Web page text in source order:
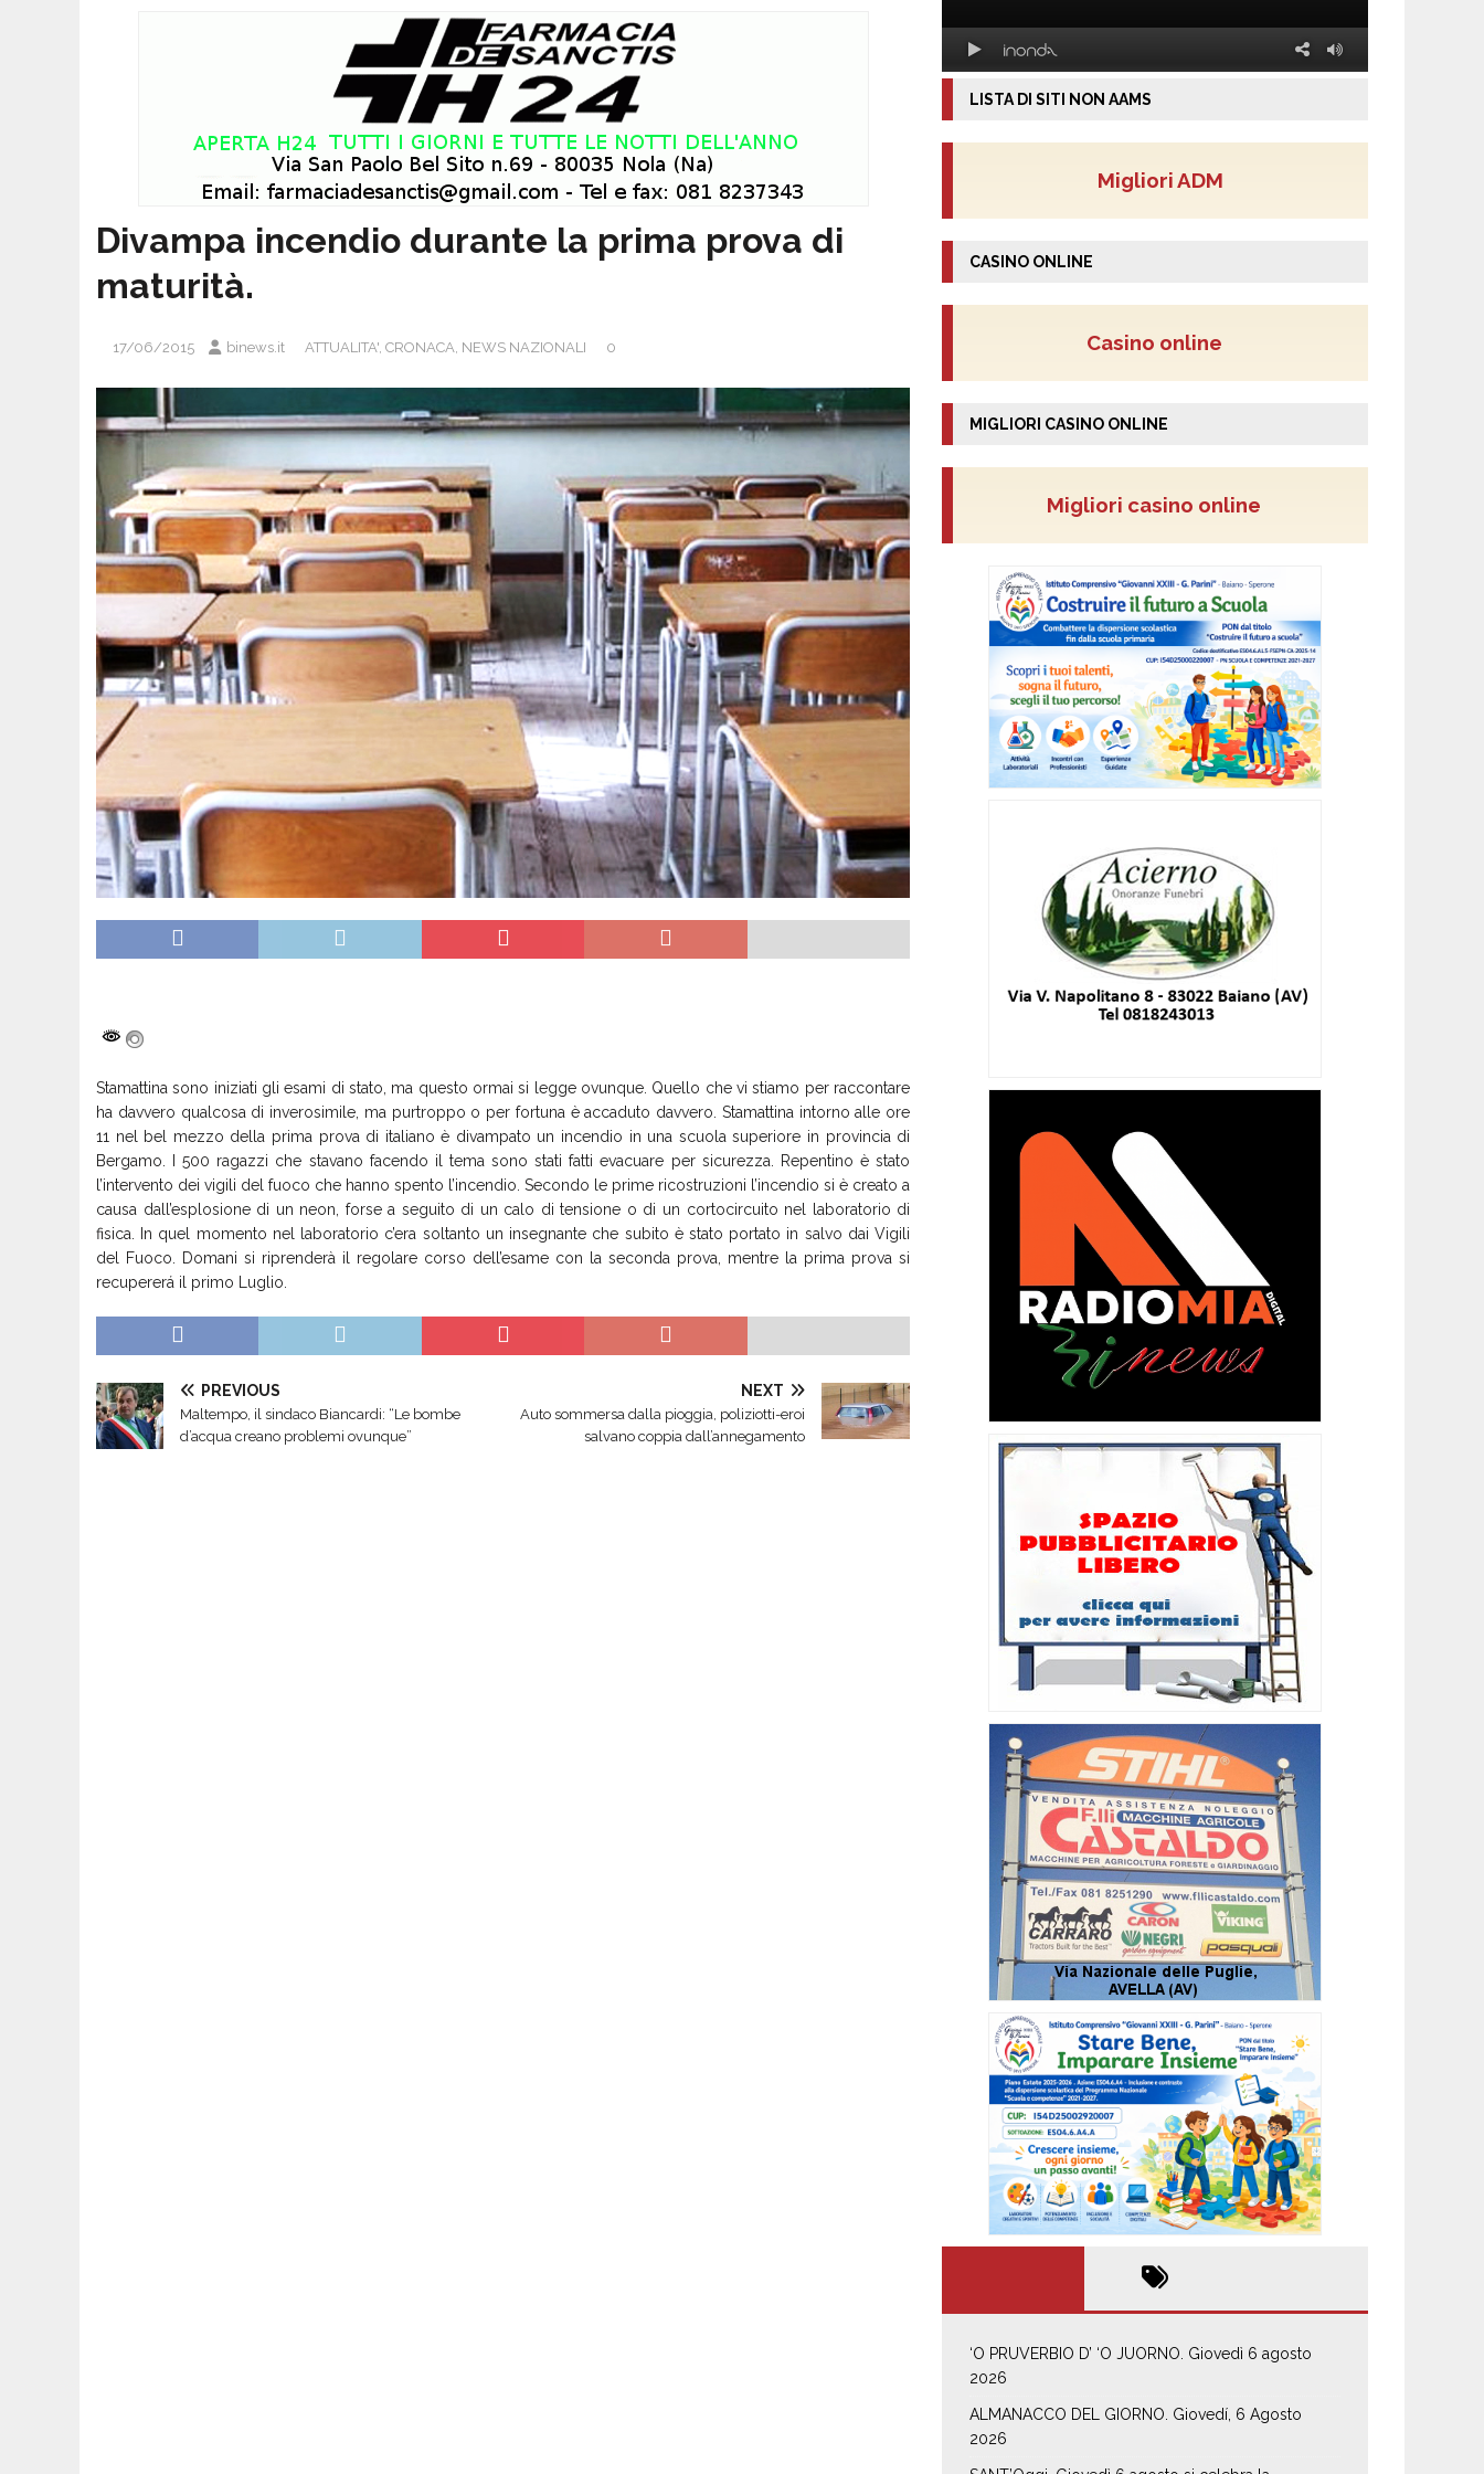
Divampa incendio durante la prima prova di
maturità.
17/06/2015 binews.it ATTUALITA', CRONACA, NEWS NAZIONALI 0
Stamattina sono iniziati gli esami di stato, ma questo ormai si legge ovunque. Quello che vi stiamo per raccontare
ha davvero qualcosa di inverosimile, ma purtroppo o per fortuna è accaduto davvero. Stamattina intorno alle ore
11 nel bel mezzo della prima prova di italiano è divampato un incendio in una scuola superiore in provincia di
Bergamo. I 500 ragazzi che stavano facendo il tema sono stati fatti evacuare per sicurezza. Repentino è stato
l’intervento dei vigili del fuoco che hanno spento l’incendio. Secondo le prime ricostruzioni l’incendio si è creato a
causa dall’esplosione di un neon, forse a seguito di un calo di tensione o di un cortocircuito nel laboratorio di
fisica. In quel momento nel laboratorio c’era soltanto un insegnante che subito è stato portato in salvo dai Vigili
del Fuoco. Domani si riprenderà il regolare corso dell’esame con la seconda prova, mentre la prima prova si
recupererá il primo Luglio.
PREVIOUS
Maltempo, il sindaco Biancardi: “Le bombe
d’acqua creano problemi ovunque”
NEXT
Auto sommersa dalla pioggia, poliziotti-eroi
salvano coppia dall’annegamento
LISTA DI SITI NON AAMS
Migliori ADM
CASINO ONLINE
Casino online
MIGLIORI CASINO ONLINE
Migliori casino online
‘O PRUVERBIO D’ ‘O JUORNO. Giovedì 6 agosto
2026
ALMANACCO DEL GIORNO. Giovedí, 6 Agosto
2026